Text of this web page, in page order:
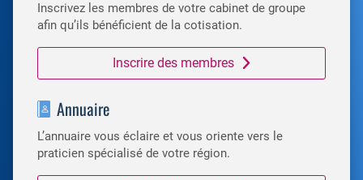
Inscrivez les membres de votre cabinet de groupe
afin qu’ils bénéficient de la cotisation.
Inscrire des membres
Annuaire
L’annuaire vous éclaire et vous oriente vers le
praticien spécialisé de votre région.